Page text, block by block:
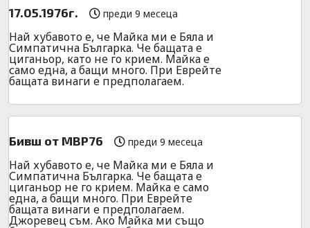
17.05.1976г. преди 9 месеца
Най хубавото е, че Майка ми е Бяла и
Симпатична Българка. Че бащата е
циганьор, като не го крием. Майка е
само една, а бащи много. При Еврейте
бащата винаги е предполагаем.
Бивш от МВР76 преди 9 месеца
Най хубавото е, че Майка ми е Бяла и
Симпатична Българка. Че бащата е
циганьор не го крием. Майка е само
една, а бащи много. При Еврейте
бащата винаги е предполагаем.
Джоревец съм. Ако Майка ми също